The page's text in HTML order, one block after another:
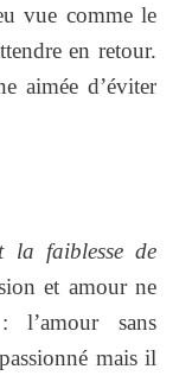
vue comme le
en retour.
aimée d’éviter
la faiblesse de
et amour ne
l’amour sans
mais il